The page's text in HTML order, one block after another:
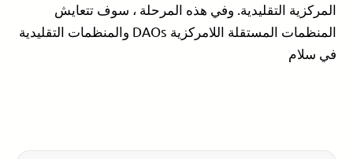
المركزية التقليدية. وفي هذه المرحلة ، سوف تتعايش
المنظمات المستقلة اللامركزية DAOs والمنظمات التقليدية
في سلام